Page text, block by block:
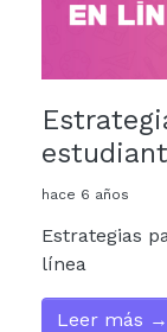
hace 6 años
Estrategias
línea
Leer más →